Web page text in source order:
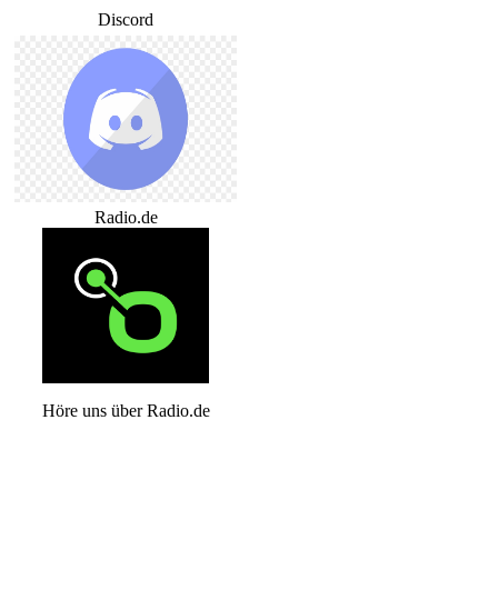
Discord
Radio.de
Höre uns über Radio.de